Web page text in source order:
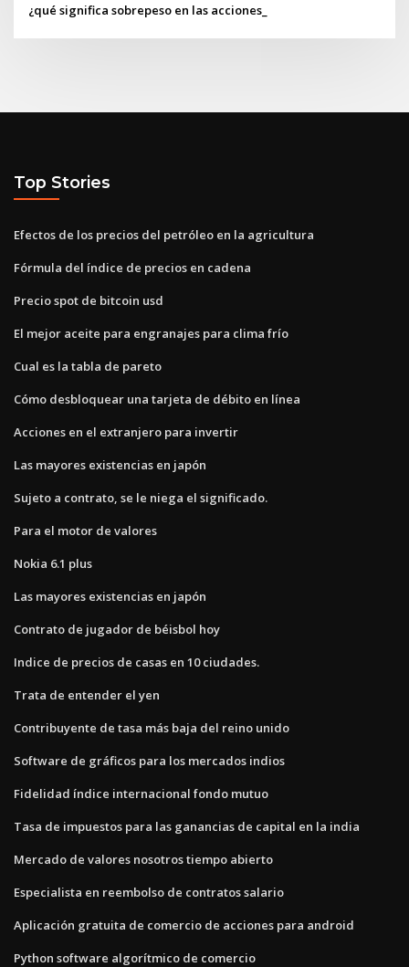
¿qué significa sobrepeso en las acciones_
Top Stories
Efectos de los precios del petróleo en la agricultura
Fórmula del índice de precios en cadena
Precio spot de bitcoin usd
El mejor aceite para engranajes para clima frío
Cual es la tabla de pareto
Cómo desbloquear una tarjeta de débito en línea
Acciones en el extranjero para invertir
Las mayores existencias en japón
Sujeto a contrato, se le niega el significado.
Para el motor de valores
Nokia 6.1 plus
Las mayores existencias en japón
Contrato de jugador de béisbol hoy
Indice de precios de casas en 10 ciudades.
Trata de entender el yen
Contribuyente de tasa más baja del reino unido
Software de gráficos para los mercados indios
Fidelidad índice internacional fondo mutuo
Tasa de impuestos para las ganancias de capital en la india
Mercado de valores nosotros tiempo abierto
Especialista en reembolso de contratos salario
Aplicación gratuita de comercio de acciones para android
Python software algorítmico de comercio